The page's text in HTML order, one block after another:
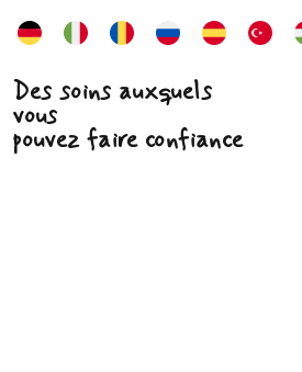
Des soins auxquels
vous
pouvez faire confiance